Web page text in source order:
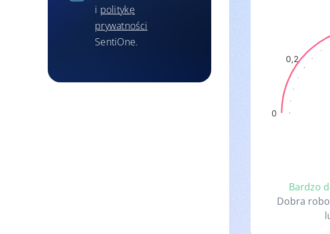
i politykę
prywatności
SentiOne.
0
0,2
Bardzo
Dobra